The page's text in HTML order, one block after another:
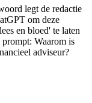
legt de redactie
om deze
en bloed' te laten
Waarom is
adviseur?